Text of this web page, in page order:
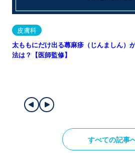
皮膚科
太ももにだけ出る蕁麻疹（じんましん）
法は？【医師監修】
すべての記事